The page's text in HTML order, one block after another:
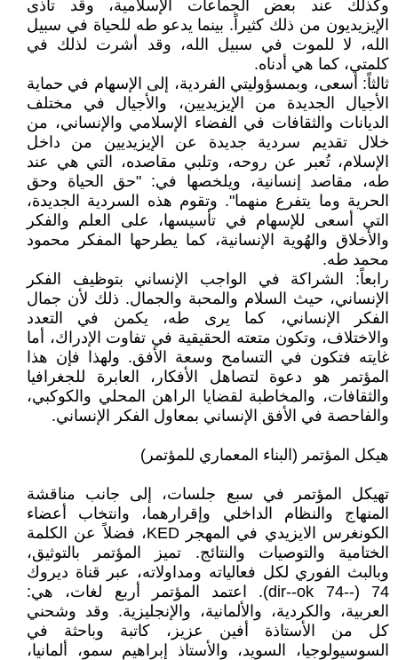
وكذلك عند بعض الجماعات الإسلامية، وقد تأذى
الإيزيديون من ذلك كثيراً. بينما يدعو طه للحياة في سبيل
الله، لا للموت في سبيل الله، وقد أشرت لذلك في
كلمتي، كما هي أدناه.
ثالثاً: أسعى، وبمسؤوليتي الفردية، إلى الإسهام في حماية
الأجيال الجديدة من الإيزيديين، والأجيال في مختلف
الديانات والثقافات في الفضاء الإسلامي والإنساني، من
خلال تقديم سردية جديدة عن الإيزيديين من داخل
الإسلام، تُعبر عن روحه، وتلبي مقاصده، التي هي عند
طه، مقاصد إنسانية، ويلخصها في: "حق الحياة وحق
الحرية وما يتفرع منهما". وتقوم هذه السردية الجديدة،
التي أسعى للإسهام في تأسيسها، على العلم والفكر
والأخلاق والهُوية الإنسانية، كما يطرحها المفكر محمود
محمد طه.
رابعاً: الشراكة في الواجب الإنساني بتوظيف الفكر
الإنساني، حيث السلام والمحبة والجمال. ذلك لأن جمال
الفكر الإنساني، كما يرى طه، يكمن في التعدد
والاختلاف، وتكون متعته الحقيقية في تفاوت الإدراك، أما
غايته فتكون في التسامح وسعة الأفق. ولهذا فإن هذا
المؤتمر هو دعوة لتصاهل الأفكار، العابرة للجغرافيا
والثقافات، والمخاطبة لقضايا الراهن المحلي والكوكبي،
والفاحصة في الأفق الإنساني بمعاول الفكر الإنساني.
هيكل المؤتمر (البناء المعماري للمؤتمر)
تهيكل المؤتمر في سبع جلسات، إلى جانب مناقشة
المنهاج والنظام الداخلي وإقرارهما، وانتخاب أعضاء
الكونغرس الايزيدي في المهجر KED، فضلاً عن الكلمة
الختامية والتوصيات والنتائج. تميز المؤتمر بالتوثيق،
وبالبث الفوري لكل فعالياته ومداولاته، عبر قناة ديروك
74 (--dir--ok 74). اعتمد المؤتمر أربع لغات، هي:
العربية، والكردية، والألمانية، والإنجليزية. وقد وشحني
كل من الأستاذة أفين عزيز، كاتبة وباحثة في
السوسيولوجيا، السويد، والأستاذ إبراهيم سمو، ألمانيا،